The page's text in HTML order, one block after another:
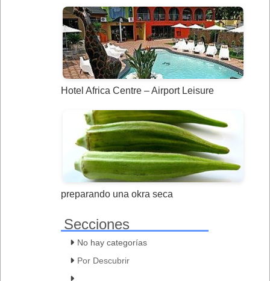
Hotel Africa Centre – Airport Leisure
preparando una okra seca
Secciones
No hay categorías
Por Descubrir